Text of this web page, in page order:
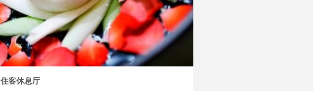
住客休息厅